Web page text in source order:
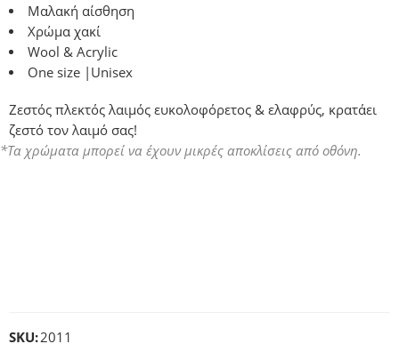
Μαλακή αίσθηση
Χρώμα χακί
Wool & Acrylic
One size |Unisex
Ζεστός πλεκτός λαιμός ευκολοφόρετος & ελαφρύς, κρατάει
ζεστό τον λαιμό σας!
*Τα χρώματα μπορεί να έχουν μικρές αποκλίσεις από οθόνη.
SKU:2011